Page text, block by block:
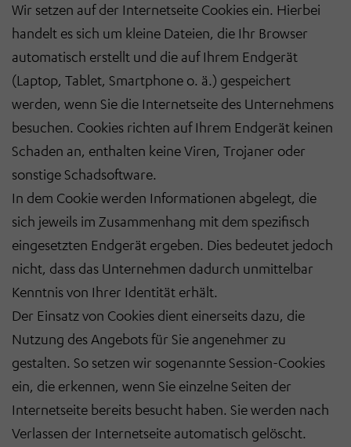
Wir setzen auf der Internetseite Cookies ein. Hierbei
handelt es sich um kleine Dateien, die Ihr Browser
automatisch erstellt und die auf Ihrem Endgerät
(Laptop, Tablet, Smartphone o. ä.) gespeichert
werden, wenn Sie die Internetseite des Unternehmens
besuchen. Cookies richten auf Ihrem Endgerät keinen
Schaden an, enthalten keine Viren, Trojaner oder
sonstige Schadsoftware.
In dem Cookie werden Informationen abgelegt, die
sich jeweils im Zusammenhang mit dem spezifisch
eingesetzten Endgerät ergeben. Dies bedeutet jedoch
nicht, dass das Unternehmen dadurch unmittelbar
Kenntnis von Ihrer Identität erhält.
Der Einsatz von Cookies dient einerseits dazu, die
Nutzung des Angebots für Sie angenehmer zu
gestalten. So setzen wir sogenannte Session-Cookies
ein, die erkennen, wenn Sie einzelne Seiten der
Internetseite bereits besucht haben. Sie werden nach
Verlassen der Internetseite automatisch gelöscht.